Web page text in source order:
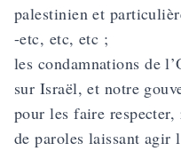
palestinien et
-etc, etc, etc ;
les condamnations de
sur Israël, et notre
pour les faire respecter,
de paroles laissant